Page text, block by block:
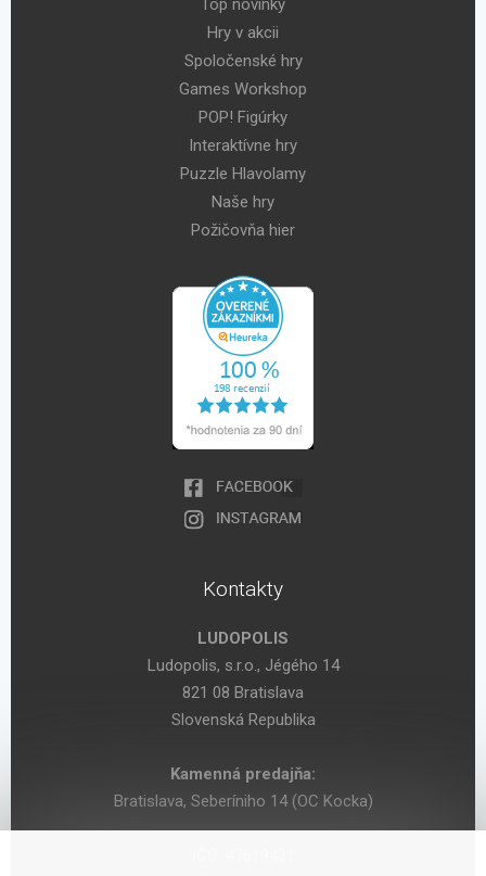
Top novinky
Hry v akcii
Spoločenské hry
Games Workshop
POP! Figúrky
Interaktívne hry
Puzzle Hlavolamy
Naše hry
Požičovňa hier
Kontakty
LUDOPOLIS
Ludopolis, s.r.o., Jégého 14
821 08 Bratislava
Slovenská Republika
Kamenná predajňa:
Bratislava, Seberíniho 14 (OC Kocka)